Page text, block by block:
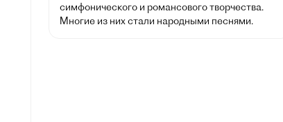
симфонического и романсового творчества.
Многие из них стали народными песнями.